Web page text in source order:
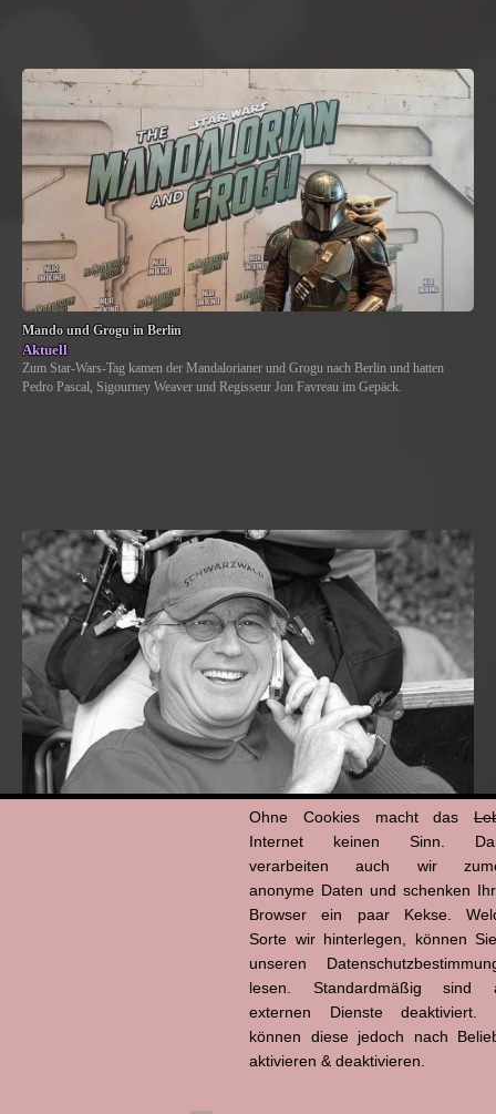
Mando und Grogu in Berlin
Aktuell
Zum Star-Wars-Tag kamen der Mandalorianer und Grogu nach Berlin und hatten
Pedro Pascal, Sigourney Weaver und Regisseur Jon Favreau im Gepäck.
Ohne Cookies macht das
Internet keinen Sinn.
verarbeiten auch wir
anonyme Daten und schenken
Browser ein paar Kekse.
Sorte wir hinterlegen, können
unseren
lesen. Standardmäßig sind
externen Dienste deaktiviert.
können diese jedoch nach
aktivieren & deaktivieren.